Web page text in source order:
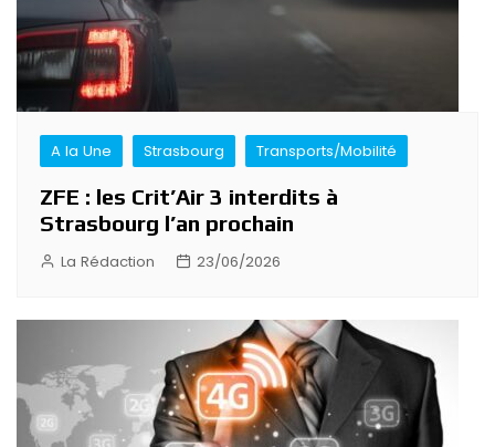
A la Une Strasbourg Transports/Mobilité
ZFE : les Crit’Air 3 interdits à
Strasbourg l’an prochain
La Rédaction 23/06/2026